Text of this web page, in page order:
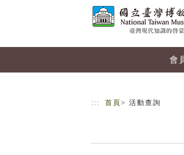
會
::: 首頁 > 活動查詢